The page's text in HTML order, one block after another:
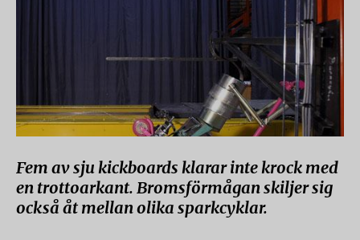
Fem av sju kickboards klarar inte krock med
en trottoarkant. Bromsförmågan skiljer sig
också åt mellan olika sparkcyklar.